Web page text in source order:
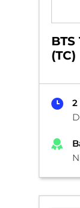
(TC)
2